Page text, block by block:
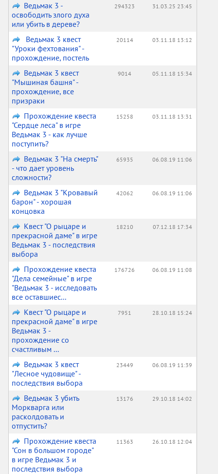
Ведьмак 3 -
освободить злого духа
или убить в дереве?
294323 31.03.25 23:45
Ведьмак 3 квест
"Уроки фехтования" -
прохождение, постель
20114 03.11.18 13:12
Ведьмак 3 квест
"Мышиная башня" -
прохождение, все
призраки
9014 05.11.18 15:34
Прохождение квеста
"Сердце леса" в игре
Ведьмак 3 - как лучше
поступить?
15258 03.11.18 13:31
Ведьмак 3 "На смерть"
- что дает уровень
сложности?
65935 06.08.19 11:06
Ведьмак 3 "Кровавый
барон" - хорошая
концовка
42062 06.08.19 11:06
Квест "О рыцаре и
прекрасной даме" в игре
Ведьмак 3 - последствия
выбора
18210 07.12.18 17:34
Прохождение квеста
"Дела семейные" в игре
"Ведьмак 3 - исследовать
все оставшиес...
176726 06.08.19 11:08
Квест "О рыцаре и
прекрасной даме" в игре
Ведьмак 3 -
прохождение со
счастливым ...
7951 28.10.18 15:24
Ведьмак 3 квест
"Лесное чудовище" -
последствия выбора
23449 06.08.19 11:39
Ведьмак 3 убить
Моркварга или
расколдовать и
отпустить?
13176 29.10.18 14:02
Прохождение квеста
"Сон в большом городе"
в игре Ведьмак 3 и
последствия выбора
11363 26.10.18 12:04